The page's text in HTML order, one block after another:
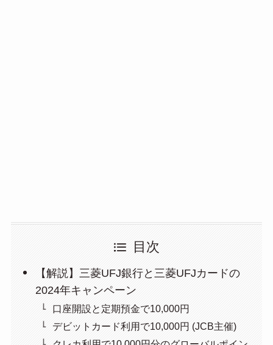
目次
【解説】三菱UFJ銀行と三菱UFJカードの
2024年キャンペーン
口座開設と定期預金で10,000円
デビットカード利用で10,000円 (JCB主催)